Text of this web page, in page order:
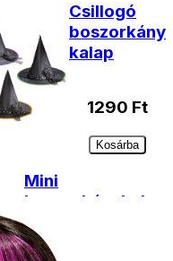
Csillogó
boszorkány
kalap
1290 Ft
Kosárba
Mini
boszorkánykalap
tollal